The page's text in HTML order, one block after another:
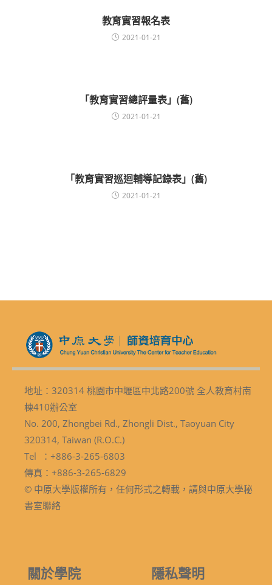
教育實習報名表
2021-01-21
「教育實習總評量表」(舊)
2021-01-21
「教育實習巡迴輔導記錄表」(舊)
2021-01-21
地址：320314 桃園市中壢區中北路200號 全人教育村南
棟410辦公室
No. 200, Zhongbei Rd., Zhongli Dist., Taoyuan City
320314, Taiwan (R.O.C.)
Tel ：+886-3-265-6803
傳真：+886-3-265-6829
© 中原大學版權所有，任何形式之轉載，請與中原大學秘
書室聯絡
關於學院 隱私聲明